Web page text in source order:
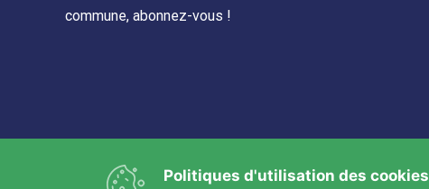
commune, abonnez-vous !
Politiques d'utilisation des cookies